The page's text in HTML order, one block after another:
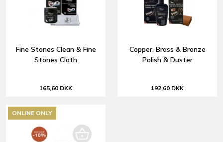
Fine Stones Clean & Fine
Stones Cloth
165,60 DKK
Copper, Brass & Bronze
Polish & Duster
192,60 DKK
ONLINE ONLY